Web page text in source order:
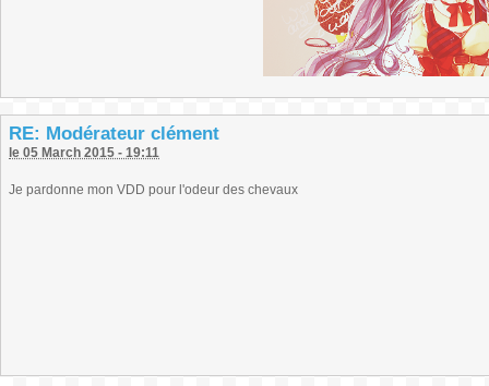
RE: Modérateur clément
le 05 March 2015 - 19:11
Je pardonne mon VDD pour l'odeur des chevaux